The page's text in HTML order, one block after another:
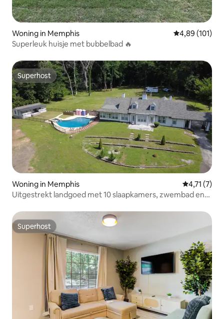
Woning in Memphis Gemiddelde
4,89 (101)
Superleuk huisje met bubbelbad 🔥
Superhost
Superhost
Woning in Memphis
4,71 (7)
Uitgestrekt landgoed met 10 slaapkamers, zwembad en
Superhost
Superhost